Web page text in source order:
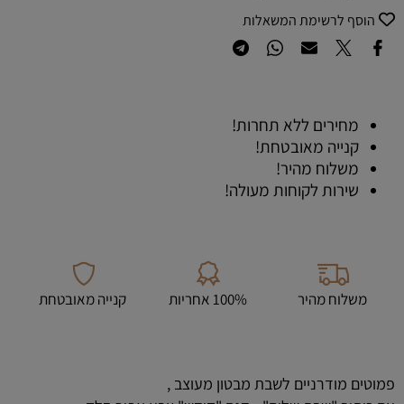
הוסף לרשימת המשאלות
מחירים ללא תחרות!
קנייה מאובטחת!
משלוח מהיר!
שירות לקוחות מעולה!
משלוח מהיר 100% אחריות קנייה מאובטחת
פמוטים מודרניים לשבת מבטון מעוצב ,